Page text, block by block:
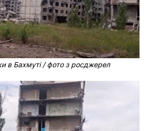
в Бахмуті / фото з росджерел